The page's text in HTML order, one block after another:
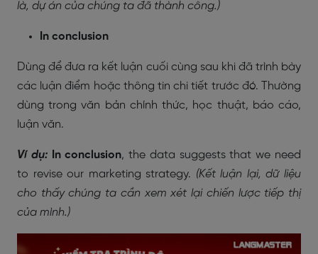
là, dự án của chúng ta đã thành công.)
In conclusion
Dùng để đưa ra kết luận cuối cùng sau khi đã trình bày
các luận điểm hoặc thông tin chi tiết trước đó. Thường
dùng trong văn bản chính thức, học thuật, báo cáo,
luận văn.
Ví dụ: In conclusion, the data suggests that we need
to revise our marketing strategy. (Kết luận lại, dữ liệu
cho thấy chúng ta cần xem xét lại chiến lược tiếp thị
của mình.)